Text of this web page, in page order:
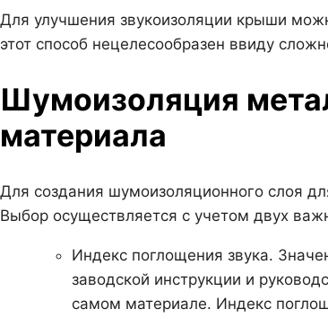
Для улучшения звукоизоляции крыши
этот способ нецелесообразен ввиду
Шумоизоляция
материала
Для создания шумоизоляционного слоя
Выбор осуществляется с учетом двух
Индекс поглощения звука.
заводской инструкции и
самом материале. Индекс